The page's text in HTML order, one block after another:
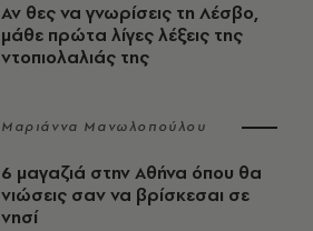
Αν θες να γνωρίσεις τη Λέσβο,
μάθε πρώτα λίγες λέξεις της
ντοπιολαλιάς της
Μαριάννα Μανωλοπούλου
6 μαγαζιά στην Αθήνα όπου θα
νιώσεις σαν να βρίσκεσαι σε
νησί